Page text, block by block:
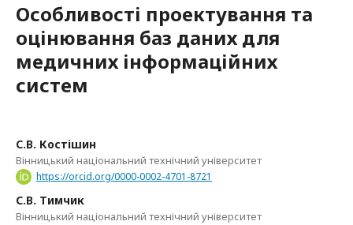
Особливості проектування та
оцінювання баз даних для
медичних інформаційних
систем
С.В. Костішин
Вінницький національний технічний університет
https://orcid.org/0000-0002-4701-8721
С.В. Тимчик
Вінницький національний технічний університет